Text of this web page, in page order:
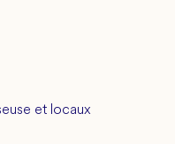
et locaux